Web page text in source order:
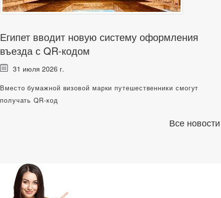
Египет вводит новую систему оформления
въезда с QR-кодом
31 июля 2026 г.
Вместо бумажной визовой марки путешественники смогут
получать QR-код
Все новости